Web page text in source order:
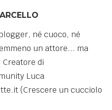
né cuoco, né
un attore... ma
di
Luca
(Crescere un cucciolo